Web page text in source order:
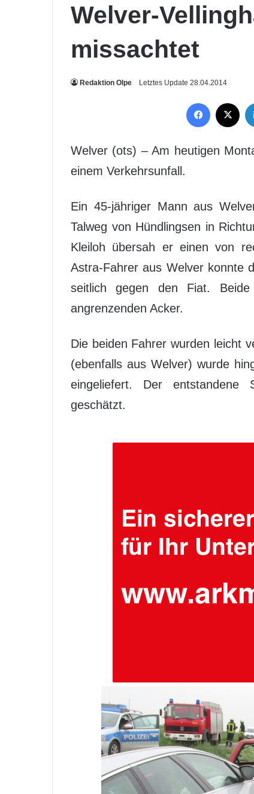
Welver-
missachtet
Redaktion Olpe Letztes Update 28.04.2014
Welver (ots) – Am heutigen
einem Verkehrsunfall.
Ein 45-jähriger Mann aus
Talweg von Hündlingsen in
Kleiloh übersah er einen von
Astra-Fahrer aus Welver konnte
seitlich gegen den Fiat.
angrenzenden Acker.
Die beiden Fahrer wurden leicht
(ebenfalls aus Welver) wurde
eingeliefert. Der
geschätzt.